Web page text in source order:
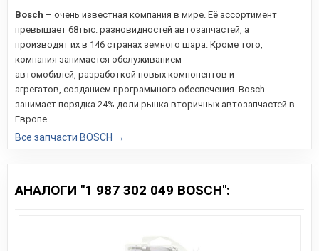
Bosch – очень известная компания в мире. Её ассортимент
превышает 68тыс. разновидностей автозапчастей, а
производят их в 146 странах земного шара. Кроме того,
компания занимается обслуживанием
автомобилей, разработкой новых компонентов и
агрегатов, созданием программного обеспечения. Bosch
занимает порядка 24% доли рынка вторичных автозапчастей в
Европе.
Все запчасти BOSCH →
АНАЛОГИ "1 987 302 049 BOSCH":